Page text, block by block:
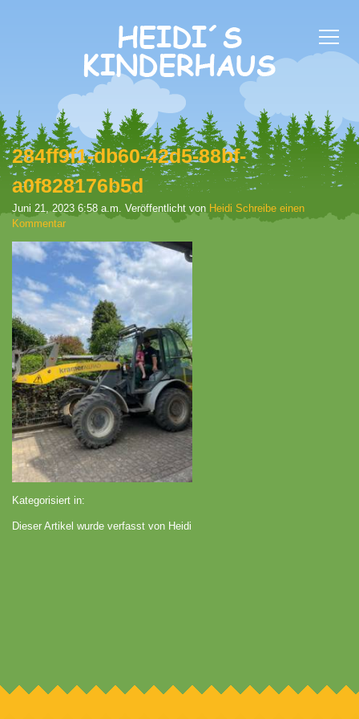
284ff9f1-db60-42d5-88bf-
a0f828176b5d
Juni 21, 2023 6:58 a.m. Veröffentlicht von Heidi Schreibe einen
Kommentar
Kategorisiert in:
Dieser Artikel wurde verfasst von Heidi